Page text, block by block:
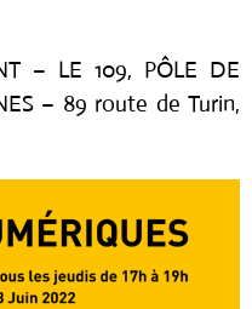
– LE 109, PÔLE DE
– 89 route de Turin,